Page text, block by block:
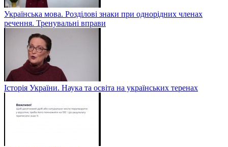
Українська мова. Розділові знаки при однорідних членах
речення. Тренувальні вправи
Історія України. Наука та освіта на українських теренах